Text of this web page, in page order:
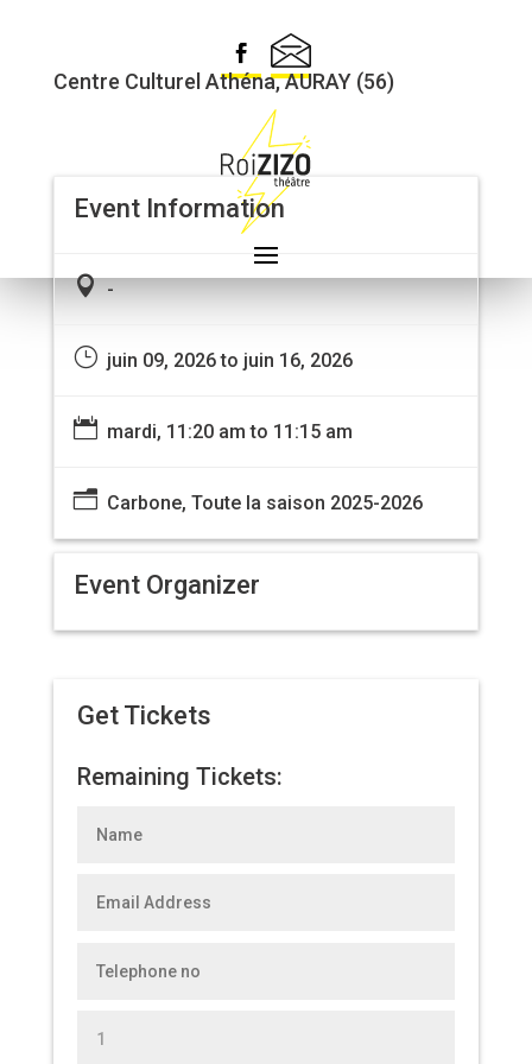
Centre Culturel Athéna, AURAY (56)
Event Information
 -
}juin 09, 2026 to juin 16, 2026
 mardi, 11:20 am to 11:15 am
nCarbone, Toute la saison 2025-2026
Event Organizer
Get Tickets
Remaining Tickets: